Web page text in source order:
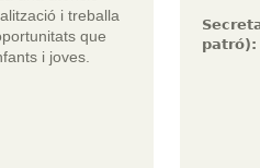
i treballa
que
i joves.
patró):